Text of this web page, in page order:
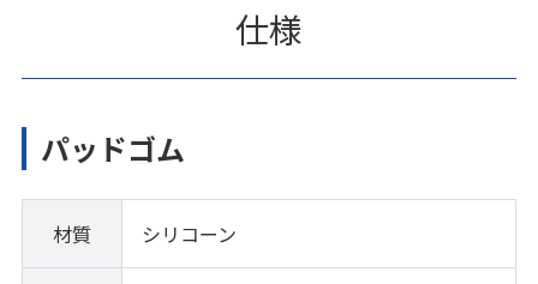
仕様
パッドゴム
材質 シリコーン